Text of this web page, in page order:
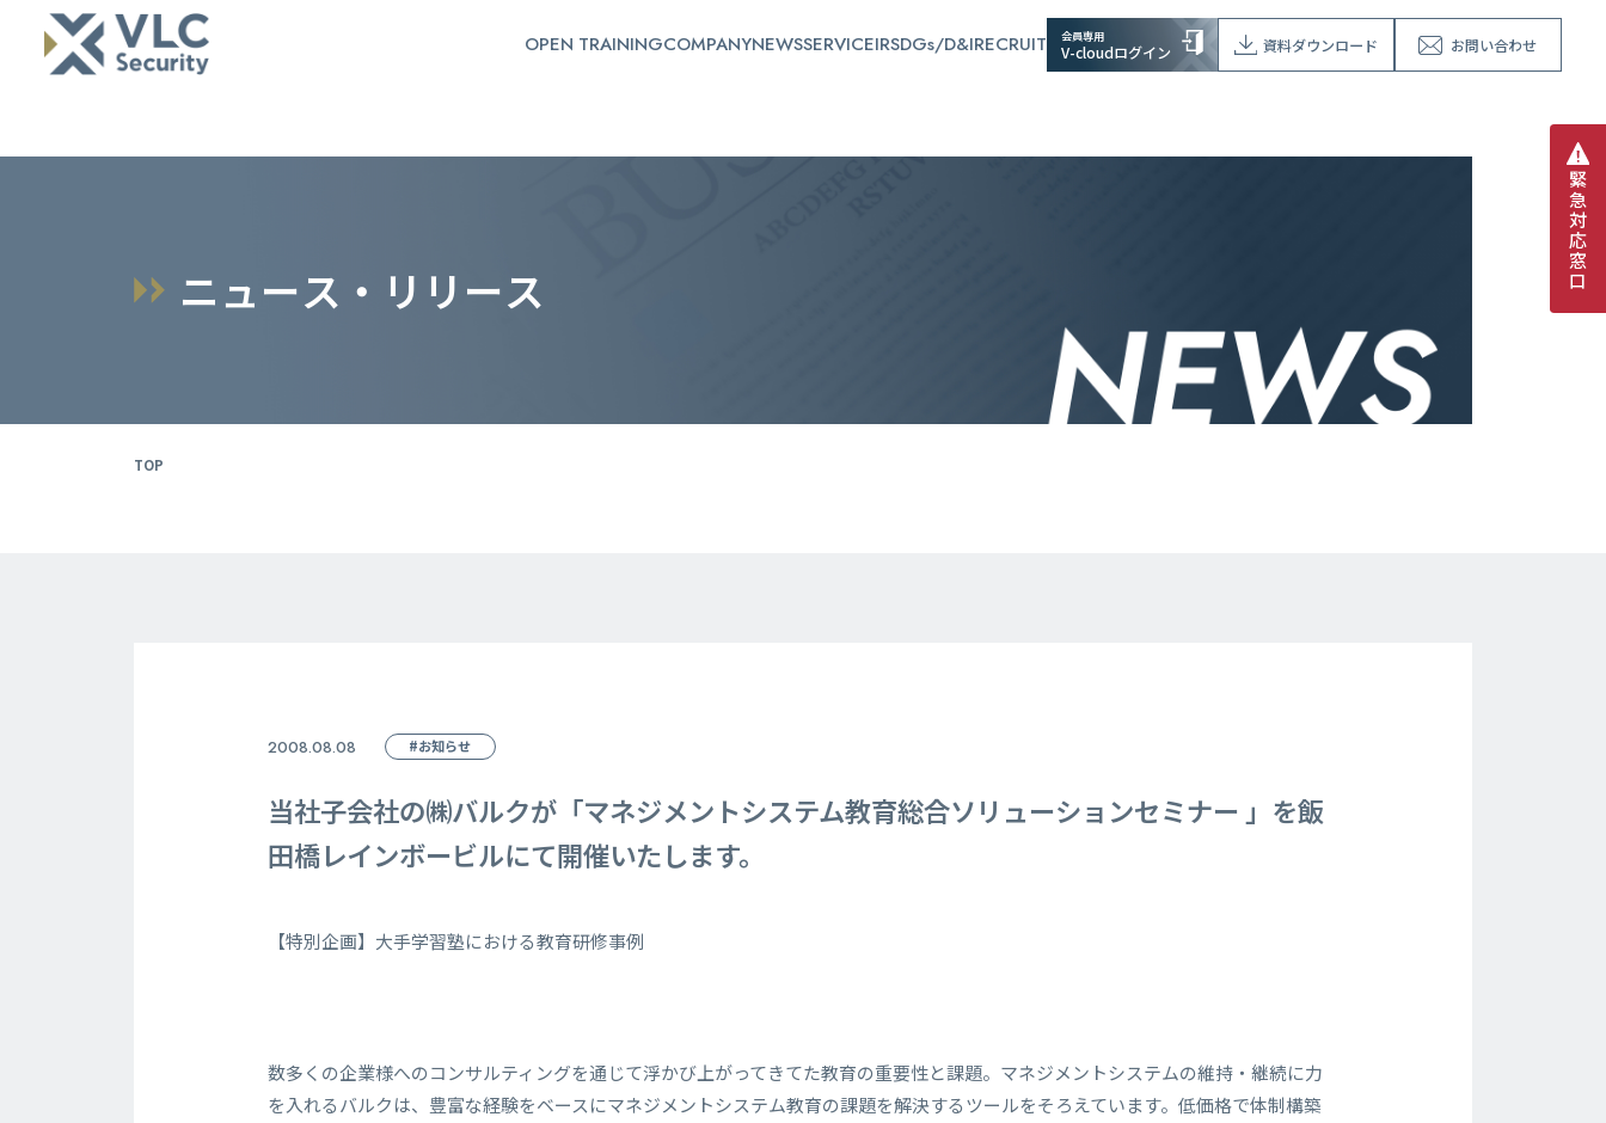
OPEN TRAININGCOMPANYNEWSSERVICEIRSDGs/D&IRECRUIT 会員専用
V-cloudログイン 資料ダウンロード お問い合わせ
緊
急
対
応
窓
口
ニュース ・ リ リ ース
TOP
2008.08.08 #お知らせ
当社子会社の㈱バルクが「マネジメントシステム教育総合ソリューションセミナー 」を飯
田橋レインボービルにて開催いたします。
【特別企画】大手学習塾における教育研修事例
数多くの企業様へのコンサルティングを通じて浮かび上がってきてた教育の重要性と課題。マネジメントシステムの維持・継続に力
を入れるバルクは、豊富な経験をベースにマネジメントシステム教育の課題を解決するツールをそろえています。低価格で体制構築